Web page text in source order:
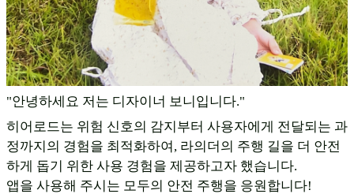
"안녕하세요 저는 디자이너 보니입니다."
히어로드는 위험 신호의 감지부터 사용자에게 전달되는 과
정까지의 경험을 최적화하여, 라의더의 주행 길을 더 안전
하게 돕기 위한 사용 경험을 제공하고자 했습니다.
앱을 사용해 주시는 모두의 안전 주행을 응원합니다!